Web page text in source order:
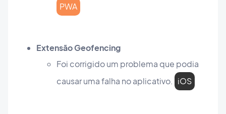
PWA
Extensão Geofencing
Foi corrigido um problema que podia
causar uma falha no aplicativo. iOS